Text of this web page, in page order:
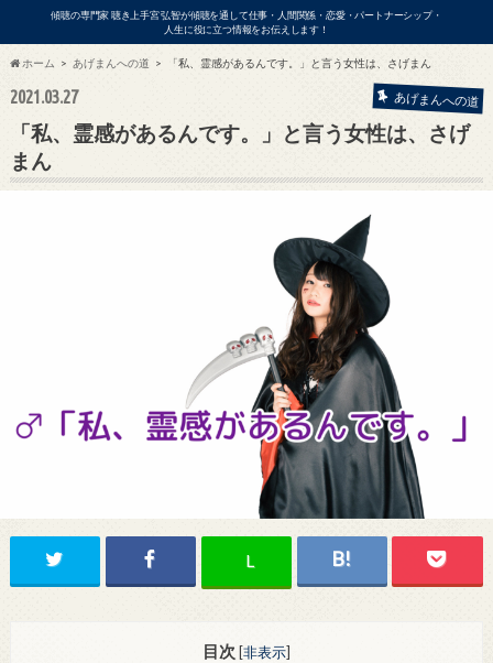
傾聴の専門家 聴き上手宮 弘智が傾聴を通して仕事・人間関係・恋愛・パートナーシップ・
人生に役に立つ情報をお伝えします！
の出演依頼・各種お問い合わせはこ
ホーム あげまんへの道 「私、霊感があるんです。」と言う女性は、さげまん
2021.03.27 あげまんへの道
「私、霊感があるんです。」と言う女性は、さげ
まん
L
目次 [非表示]